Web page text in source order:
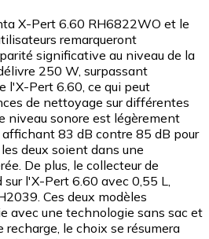
X-Pert 6.60 RH6822WO et le
remarqueront
significative au niveau de la
250 W, surpassant
l'X-Pert 6.60, ce qui peut
de nettoyage sur différentes
niveau sonore est légèrement
83 dB contre 85 dB pour
deux soient dans une
De plus, le collecteur de
sur l'X-Pert 6.60 avec 0,55 L,
Ces deux modèles
avec une technologie sans sac et
le choix se résumera